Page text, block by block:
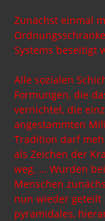
Zunächst einmal
Systems beseitigt
Alle sozialen
Formungen, die
vernichtet, die
angestammten
Tradition darf
als Zeichen der
weg. … Wurden
Menschen
nun wieder
pyramidales,